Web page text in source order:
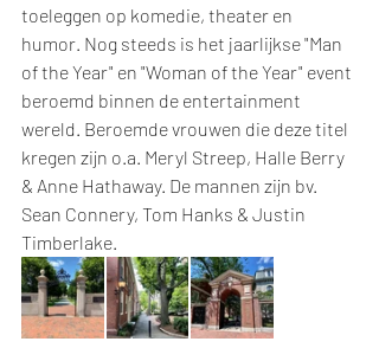
toeleggen op komedie, theater en
humor. Nog steeds is het jaarlijkse "Man
of the Year" en "Woman of the Year" event
beroemd binnen de entertainment
wereld. Beroemde vrouwen die deze titel
kregen zijn o.a. Meryl Streep, Halle Berry
& Anne Hathaway. De mannen zijn bv.
Sean Connery, Tom Hanks & Justin
Timberlake.